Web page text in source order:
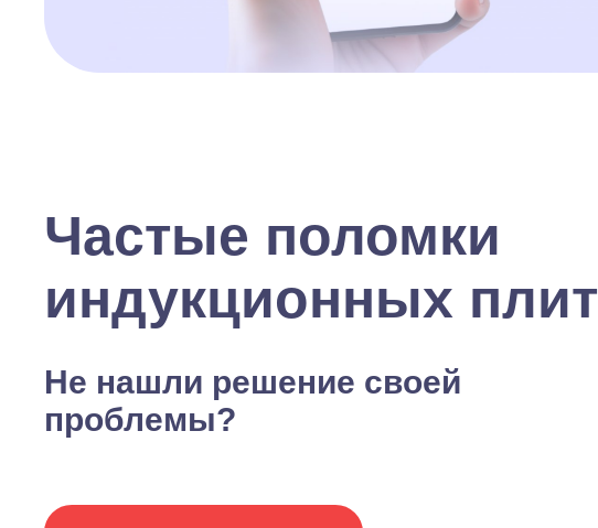
Частые поломки
индукционных плит
Не нашли решение своей
проблемы?